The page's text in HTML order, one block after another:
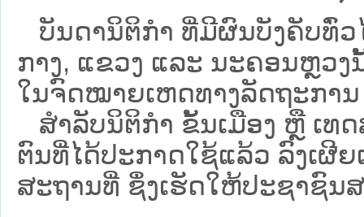
ບັນດານິຕິກໍາ ທີ່ມີຜົນບັງຄັບທົ່
ກາງ, ແຂວງ ແລະ ນະຄອນຫຼວ
ໃນຈົດໝາຍເຫດທາງລັດຖະການ
ສຳລັບນິ​ຕິ​ກຳ ຂັ້ນເມືອງ ຫຼື ເທ
ຕົນທີ່ໄດ້ປະກາດໃຊ້ແລ້ວ ລົງ​ເຜີ
ສະຖານທີ່ ຊຶ່ງເຮັດໃຫ້ປະຊາຊົນສ